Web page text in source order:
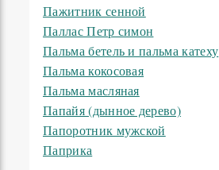
Пажитник сенной
Паллас Петр симон
Пальма бетель и пальма катеху
Пальма кокосовая
Пальма масляная
Папайя (дынное дерево)
Папоротник мужской
Паприка